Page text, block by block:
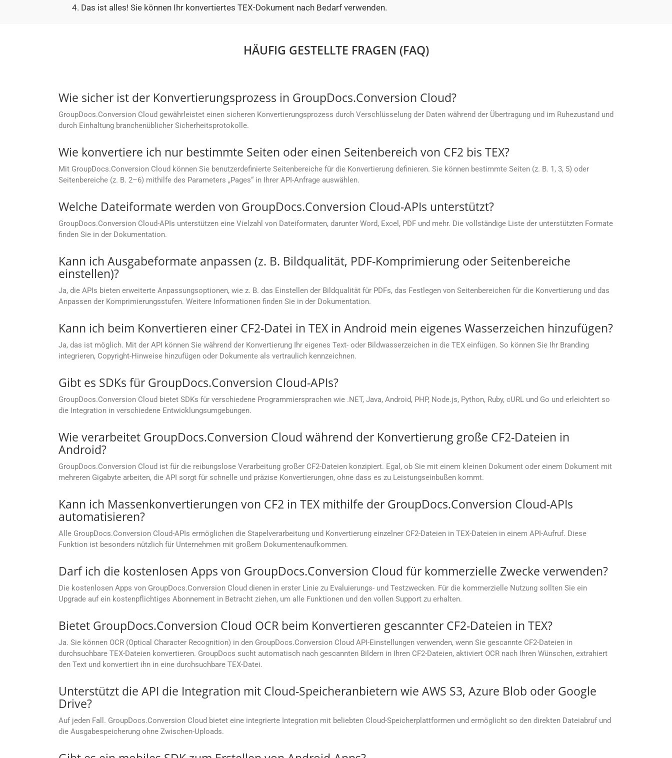
Das ist alles! Sie können Ihr konvertiertes TEX-Dokument nach Bedarf verwenden.
HÄUFIG GESTELLTE FRAGEN (FAQ)
Wie sicher ist der Konvertierungsprozess in GroupDocs.Conversion Cloud?
GroupDocs.Conversion Cloud gewährleistet einen sicheren Konvertierungsprozess durch Verschlüsselung der Daten während der Übertragung und im Ruhezustand und
durch Einhaltung branchenüblicher Sicherheitsprotokolle.
Wie konvertiere ich nur bestimmte Seiten oder einen Seitenbereich von CF2 bis TEX?
Mit GroupDocs.Conversion Cloud können Sie benutzerdefinierte Seitenbereiche für die Konvertierung definieren. Sie können bestimmte Seiten (z. B. 1, 3, 5) oder
Seitenbereiche (z. B. 2–6) mithilfe des Parameters „Pages“ in Ihrer API-Anfrage auswählen.
Welche Dateiformate werden von GroupDocs.Conversion Cloud-APIs unterstützt?
GroupDocs.Conversion Cloud-APIs unterstützen eine Vielzahl von Dateiformaten, darunter Word, Excel, PDF und mehr. Die vollständige Liste der unterstützten Formate
finden Sie in der Dokumentation.
Kann ich Ausgabeformate anpassen (z. B. Bildqualität, PDF-Komprimierung oder Seitenbereiche
einstellen)?
Ja, die APIs bieten erweiterte Anpassungsoptionen, wie z. B. das Einstellen der Bildqualität für PDFs, das Festlegen von Seitenbereichen für die Konvertierung und das
Anpassen der Komprimierungsstufen. Weitere Informationen finden Sie in der Dokumentation.
Kann ich beim Konvertieren einer CF2-Datei in TEX in Android mein eigenes Wasserzeichen hinzufügen?
Ja, das ist möglich. Mit der API können Sie während der Konvertierung Ihr eigenes Text- oder Bildwasserzeichen in die TEX einfügen. So können Sie Ihr Branding
integrieren, Copyright-Hinweise hinzufügen oder Dokumente als vertraulich kennzeichnen.
Gibt es SDKs für GroupDocs.Conversion Cloud-APIs?
GroupDocs.Conversion Cloud bietet SDKs für verschiedene Programmiersprachen wie .NET, Java, Android, PHP, Node.js, Python, Ruby, cURL und Go und erleichtert so
die Integration in verschiedene Entwicklungsumgebungen.
Wie verarbeitet GroupDocs.Conversion Cloud während der Konvertierung große CF2-Dateien in
Android?
GroupDocs.Conversion Cloud ist für die reibungslose Verarbeitung großer CF2-Dateien konzipiert. Egal, ob Sie mit einem kleinen Dokument oder einem Dokument mit
mehreren Gigabyte arbeiten, die API sorgt für schnelle und präzise Konvertierungen, ohne dass es zu Leistungseinbußen kommt.
Kann ich Massenkonvertierungen von CF2 in TEX mithilfe der GroupDocs.Conversion Cloud-APIs
automatisieren?
Alle GroupDocs.Conversion Cloud-APIs ermöglichen die Stapelverarbeitung und Konvertierung einzelner CF2-Dateien in TEX-Dateien in einem API-Aufruf. Diese
Funktion ist besonders nützlich für Unternehmen mit großem Dokumentenaufkommen.
Darf ich die kostenlosen Apps von GroupDocs.Conversion Cloud für kommerzielle Zwecke verwenden?
Die kostenlosen Apps von GroupDocs.Conversion Cloud dienen in erster Linie zu Evaluierungs- und Testzwecken. Für die kommerzielle Nutzung sollten Sie ein
Upgrade auf ein kostenpflichtiges Abonnement in Betracht ziehen, um alle Funktionen und den vollen Support zu erhalten.
Bietet GroupDocs.Conversion Cloud OCR beim Konvertieren gescannter CF2-Dateien in TEX?
Ja. Sie können OCR (Optical Character Recognition) in den GroupDocs.Conversion Cloud API-Einstellungen verwenden, wenn Sie gescannte CF2-Dateien in
durchsuchbare TEX-Dateien konvertieren. GroupDocs sucht automatisch nach gescannten Bildern in Ihren CF2-Dateien, aktiviert OCR nach Ihren Wünschen, extrahiert
den Text und konvertiert ihn in eine durchsuchbare TEX-Datei.
Unterstützt die API die Integration mit Cloud-Speicheranbietern wie AWS S3, Azure Blob oder Google
Drive?
Auf jeden Fall. GroupDocs.Conversion Cloud bietet eine integrierte Integration mit beliebten Cloud-Speicherplattformen und ermöglicht so den direkten Dateiabruf und
die Ausgabespeicherung ohne Zwischen-Uploads.